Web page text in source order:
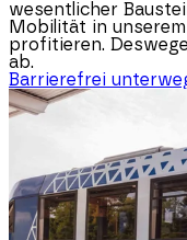
wesentlicher
Mobilität in
profitieren.
ab.
Barrierefrei